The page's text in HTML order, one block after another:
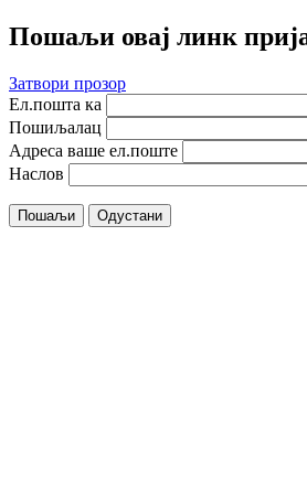
Пошаљи овај линк
Затвори прозор
Ел.пошта ка
Пошиљалац
Адреса ваше ел.поште
Наслов
Пошаљи Одустани